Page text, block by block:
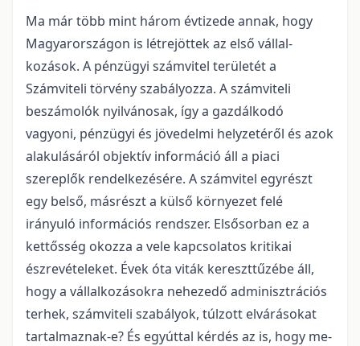
Ma már több mint három évtizede annak, hogy
Magyarországon is létrejöttek az első vállal-
kozások. A pénzügyi számvitel területét a
Számviteli törvény szabályozza. A számviteli
beszámolók nyilvánosak, így a gazdálkodó
vagyoni, pénzügyi és jövedelmi helyzetéről és azok
alakulásáról objektív információ áll a piaci
szereplők rendelkezésére. A számvitel egyrészt
egy belső, másrészt a külső környezet felé
irányuló információs rendszer. Elsősorban ez a
kettősség okozza a vele kapcsolatos kritikai
észrevételeket. Évek óta viták kereszttűzébe áll,
hogy a vállalkozásokra nehezedő adminisztrációs
terhek, számviteli szabályok, túlzott elvárásokat
tartalmaznak-e? És egyúttal kérdés az is, hogy me-